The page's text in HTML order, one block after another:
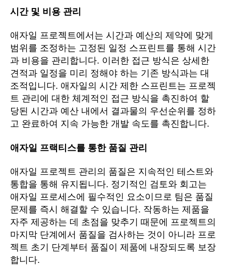
시간 및 비용 관리
애자일 프로젝트에서는 시간과 예산의 제약에 맞게
범위를 조정하는 고정된 일정 스프린트를 통해 시간
과 비용을 관리합니다. 이러한 접근 방식은 상세한
견적과 일정을 미리 정해야 하는 기존 방식과는 대
조적입니다. 애자일의 시간 제한 스프린트는 프로젝
트 관리에 대한 체계적인 접근 방식을 촉진하여 할
당된 시간과 예산 내에서 결과물의 우선순위를 정하
고 완료하여 지속 가능한 개발 속도를 촉진합니다.
애자일 프랙티스를 통한 품질 관리
애자일 프로젝트 관리의 품질은 지속적인 테스트와
통합을 통해 유지됩니다. 정기적인 검토와 회고는
애자일 프로세스에 필수적인 요소이므로 팀은 품질
문제를 즉시 해결할 수 있습니다. 작동하는 제품을
자주 제공하는 데 초점을 맞추기 때문에 프로젝트의
마지막 단계에서 품질을 검사하는 것이 아니라 프로
젝트 초기 단계부터 품질이 제품에 내장되도록 보장
합니다.